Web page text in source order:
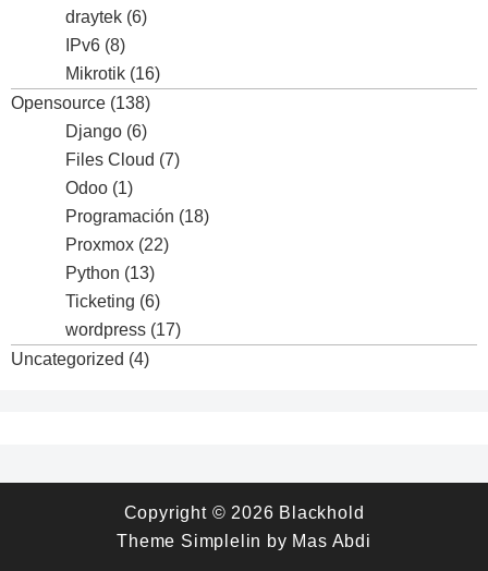
draytek (6)
IPv6 (8)
Mikrotik (16)
Opensource (138)
Django (6)
Files Cloud (7)
Odoo (1)
Programación (18)
Proxmox (22)
Python (13)
Ticketing (6)
wordpress (17)
Uncategorized (4)
Copyright © 2026 Blackhold
Theme Simplelin by Mas Abdi